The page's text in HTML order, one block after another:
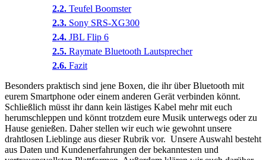
Teufel Boomster
Sony SRS-XG300
JBL Flip 6
Raymate Bluetooth Lautsprecher
Fazit
Besonders praktisch sind jene Boxen, die ihr über Bluetooth mit
eurem Smartphone oder einem anderen Gerät verbinden könnt.
Schließlich müsst ihr dann kein lästiges Kabel mehr mit euch
herumschleppen und könnt trotzdem eure Musik unterwegs oder zu
Hause genießen. Daher stellen wir euch wie gewohnt unsere
drahtlosen Lieblinge aus dieser Rubrik vor. Unsere Auswahl besteht
aus Daten und Kundenerfahrungen der bekanntesten und